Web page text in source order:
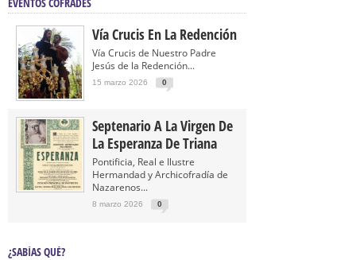
Vía Crucis En La Redención
Vía Crucis de Nuestro Padre
Jesús de la Redención...
15 marzo 2026 0
Septenario A La Virgen De
La Esperanza De Triana
Pontificia, Real e Ilustre
Hermandad y Archicofradía de
Nazarenos...
8 marzo 2026 0
¿SABÍAS QUÉ?